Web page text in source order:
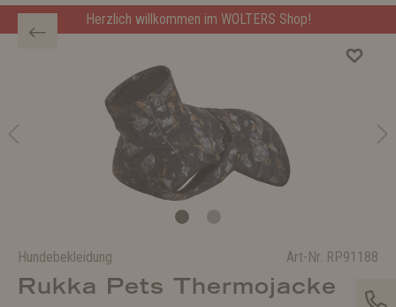
Herzlich willkommen im WOLTERS Shop!
Hundebekleidung Art-Nr. RP91188
Rukka Pets Thermojacke